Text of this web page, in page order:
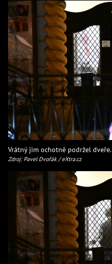
Vrátný jim ochotně podržel dveře.
Zdroj: Pavel Dvořák / eXtra.cz